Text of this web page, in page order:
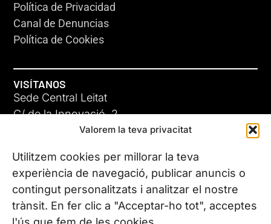
Valorem la teva privacitat
Utilitzem cookies per millorar la teva
experiència de navegació, publicar anuncis o
contingut personalitzats i analitzar el nostre
trànsit. En fer clic a "Acceptar-ho tot", acceptes
Política de Privacidad
Canal de Denuncias
Política de Cookies
VISÍTANOS
Sede Central Leitat
C/ de la Innovació, 2
08225 Terrassa, (Barcelona)
Conoce todas nuestras sedes
CONTÁCTANOS
Tel. (+34) 937 882 300